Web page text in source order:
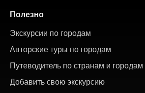
Полезно
Экскурсии по городам
Авторские туры по городам
Путеводитель по странам и городам
Добавить свою экскурсию